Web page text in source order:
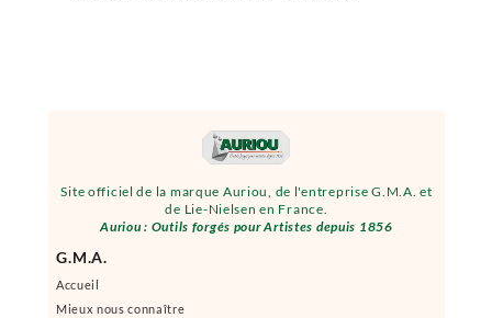
Site officiel de la marque Auriou, de l'entreprise G.M.A. et
de Lie-Nielsen en France.
Auriou : Outils forgés pour Artistes depuis 1856
G.M.A.
Accueil
Mieux nous connaître